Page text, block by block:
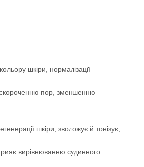
шкіри, нормалізації
скороченню пор, зменшенню
шкіри, зволожує й тонізує,
вирівнюванню судинного